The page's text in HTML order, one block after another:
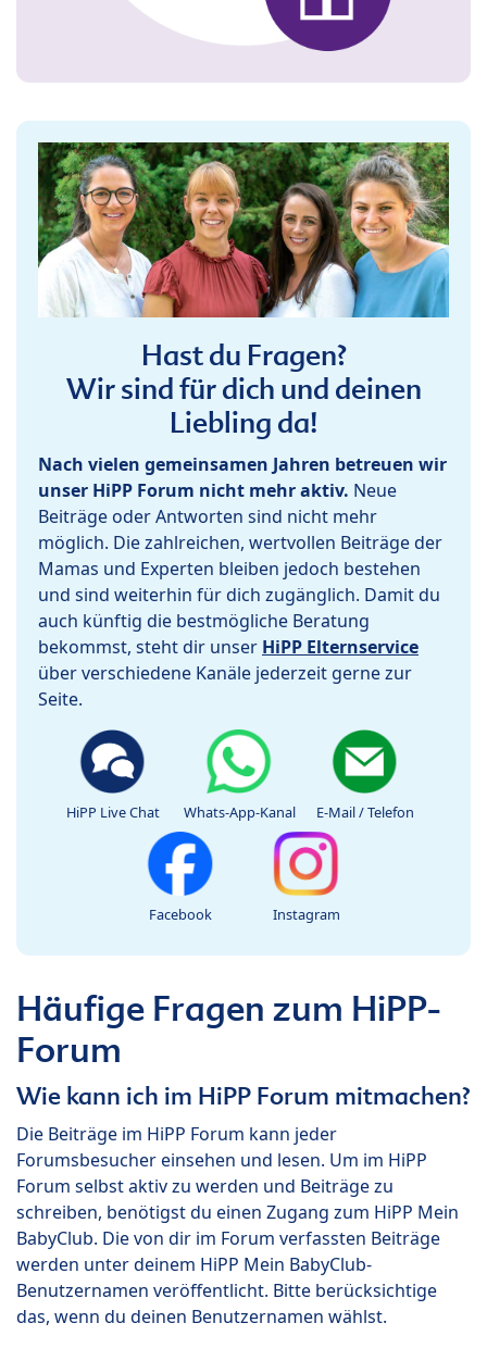
Hast du Fragen?
Wir sind für dich und deinen
Liebling da!
Nach vielen gemeinsamen Jahren betreuen wir
unser HiPP Forum nicht mehr aktiv. Neue
Beiträge oder Antworten sind nicht mehr
möglich. Die zahlreichen, wertvollen Beiträge der
Mamas und Experten bleiben jedoch bestehen
und sind weiterhin für dich zugänglich. Damit du
auch künftig die bestmögliche Beratung
bekommst, steht dir unser HiPP Elternservice
über verschiedene Kanäle jederzeit gerne zur
Seite.
HiPP Live Chat Whats-App-Kanal E-Mail / Telefon
Facebook Instagram
Häufige Fragen zum HiPP-
Forum
Wie kann ich im HiPP Forum mitmachen?
Die Beiträge im HiPP Forum kann jeder
Forumsbesucher einsehen und lesen. Um im HiPP
Forum selbst aktiv zu werden und Beiträge zu
schreiben, benötigst du einen Zugang zum HiPP Mein
BabyClub. Die von dir im Forum verfassten Beiträge
werden unter deinem HiPP Mein BabyClub-
Benutzernamen veröffentlicht. Bitte berücksichtige
das, wenn du deinen Benutzernamen wählst.